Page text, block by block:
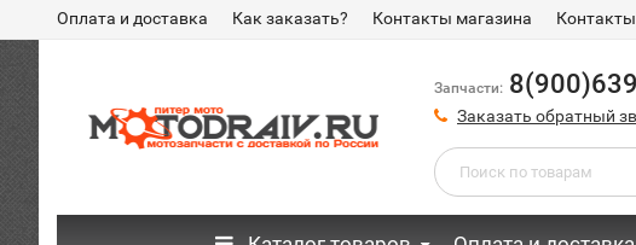
Оплата и доставка Как заказать? Контакты магазина
Запчасти:
Заказать обратный